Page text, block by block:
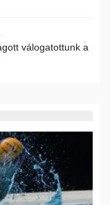
válogatottunk a